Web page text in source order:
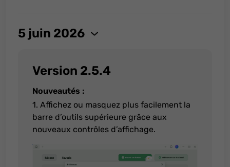
5 juin 2026
Version 2.5.4
Nouveautés :
1. Affichez ou masquez plus facilement la
barre d’outils supérieure grâce aux
nouveaux contrôles d’affichage.